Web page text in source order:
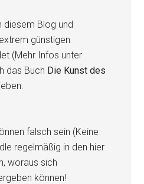
diesem Blog und
günstigen
(Mehr Infos unter
das Buch Die Kunst des
falsch sein (Keine
regelmäßig in den hier
woraus sich
können!